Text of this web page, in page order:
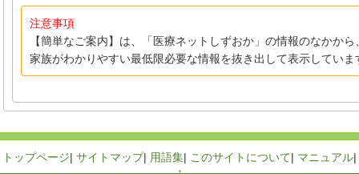
注意事項
【簡単なご案内】は、「医療ネットしずおか」の情報のなかか
家族がわかりやすい最低限必要な情報を抜き出して表示していま
トップページ| サイトマップ| 用語集| このサイトについて| マニュアル|